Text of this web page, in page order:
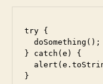
try {
  doSomething();
} catch(e) {
}